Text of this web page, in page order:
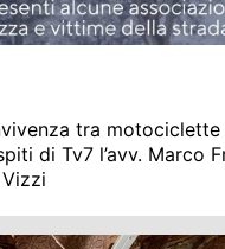
tra motociclette
di Tv7 l’avv. Marco